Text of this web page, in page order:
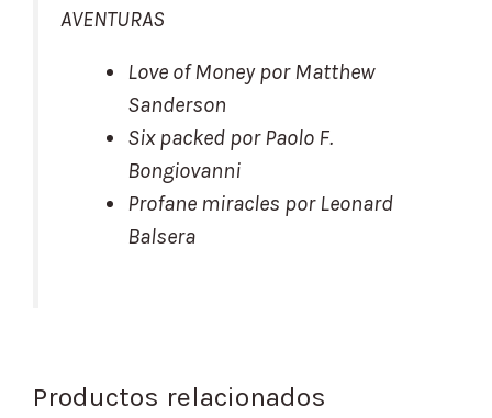
AVENTURAS
Love of Moneypor Matthew
Sanderson
Six packed por Paolo F.
Bongiovanni
Profane miracles por Leonard
Balsera
Productos relacionados